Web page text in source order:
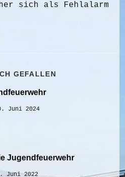
sich als Fehlalarm
GEFALLEN
Juni 2024
Jugendfeuerwehr
Juni 2022